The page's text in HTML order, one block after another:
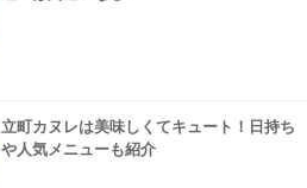
立町カヌレは美味しくてキュート！日持ち
や人気メニューも紹介